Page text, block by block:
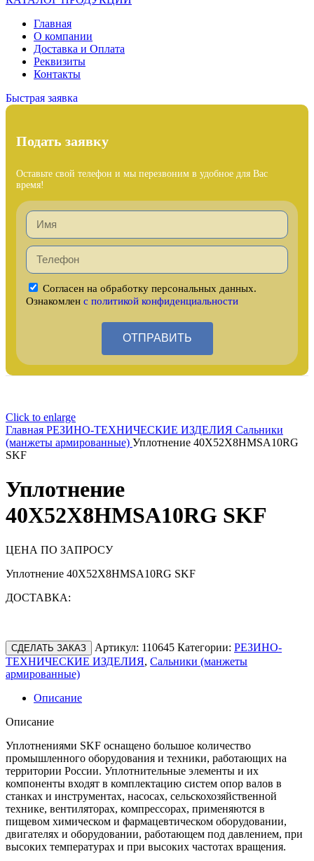
Главная
О компании
Доставка и Оплата
Реквизиты
Контакты
Быстрая заявка
Подать заявку
Оставьте свой телефон и мы перезвоним в удобное для Вас
время!
Согласен на обработку персональных данных.
Ознакомлен с политикой конфиденциальности
ОТПРАВИТЬ
Click to enlarge
Главная РЕЗИНО-ТЕХНИЧЕСКИЕ ИЗДЕЛИЯ Сальники
(манжеты армированные) Уплотнение 40X52X8HMSA10RG
SKF
Уплотнение
40X52X8HMSA10RG SKF
ЦЕНА ПО ЗАПРОСУ
Уплотнение 40X52X8HMSA10RG SKF
ДОСТАВКА:
СДЕЛАТЬ ЗАКАЗ Артикул: 110645 Категории: РЕЗИНО-
ТЕХНИЧЕСКИЕ ИЗДЕЛИЯ, Сальники (манжеты
армированные)
Описание
Описание
Уплотнениями SKF оснащено большое количество
промышленного оборудования и техники, работающих на
территории России. Уплотнительные элементы и их
компоненты входят в комплектацию систем опор валов в
станках и инструментах, насосах, сельскохозяйственной
технике, вентиляторах, компрессорах, применяются в
пищевом химическом и фармацевтическом оборудовании,
двигателях и оборудовании, работающем под давлением, при
высоких температурах и при высоких частотах вращения.